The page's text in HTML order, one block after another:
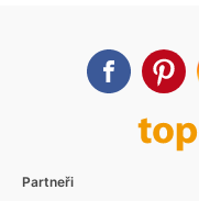
Partneři